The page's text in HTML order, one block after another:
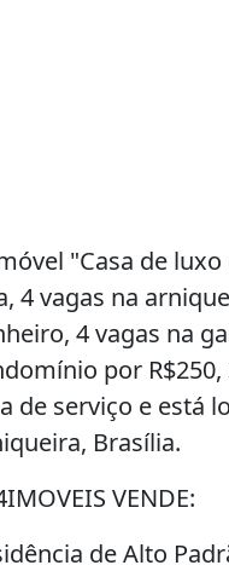
"Casa de
4 vagas na
4 vagas na
por
de serviço e está
Brasília.
VENDE:
de Alto